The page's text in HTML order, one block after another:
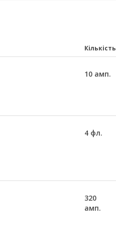
Кількість
10 амп.
4 фл.
320
амп.